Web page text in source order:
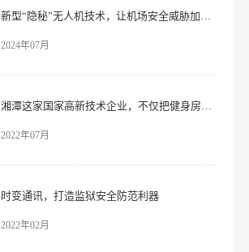
新型“隐秘”无人机技术，让机场安全威胁加剧！
2024年07月
湘潭这家国家高新技术企业，不仅把健身房搬进公司，还聘请专业教练授课！
2022年07月
时变通讯，打造监狱安全防范利器
2022年02月